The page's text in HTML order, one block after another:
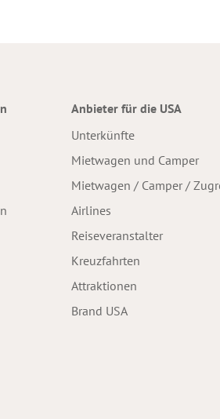
Anbieter für die USA
Unterkünfte
Mietwagen und Camper
Mietwagen / Camper /
Airlines
Reiseveranstalter
Kreuzfahrten
Attraktionen
Brand USA